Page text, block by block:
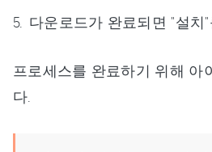
다운로드가 완료되면 "설치
프로세스를 완료하기 위해 아
다.